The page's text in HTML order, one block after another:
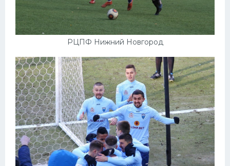
РЦПФ Нижний Новгород